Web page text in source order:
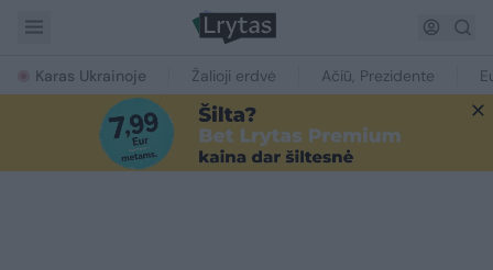
Karas Ukrainoje Žalioji erdvė Ačiū, Prezidente